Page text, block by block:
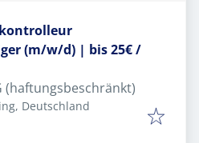
(m/w/d) | bis 25€ /
(haftungsbeschränkt)
Deutschland